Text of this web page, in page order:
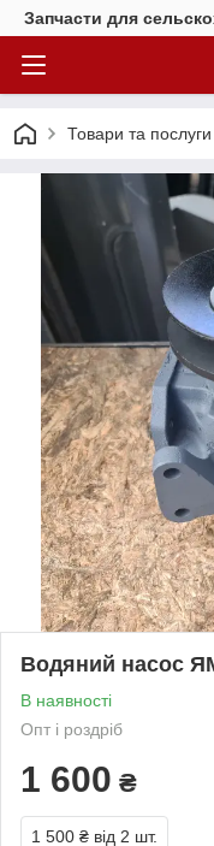
Запчасти для
Товари та послуги
Водяний насос
В наявності
Опт і роздріб
1 600 ₴
1 500 ₴ від 2 шт.